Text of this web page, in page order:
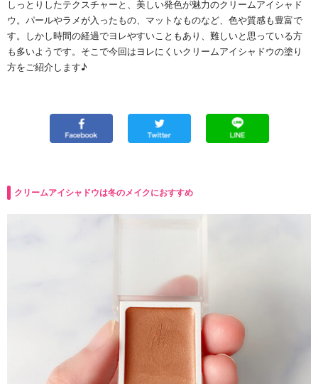
しっとりしたテクスチャーと、美しい発色が魅力のクリームアイシャド
ウ。パールやラメが入ったもの、マットなものなど、色や質感も豊富で
す。しかし時間の経過でヨレやすいこともあり、難しいと思っている方
も多いようです。そこで今回はヨレにくいクリームアイシャドウの塗り
方をご紹介します♪
クリームアイシャドウは冬のメイクにおすすめ